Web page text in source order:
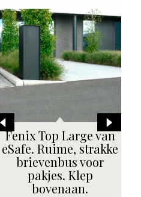
Fenix Top Large van
eSafe. Ruime, strakke
brievenbus voor
pakjes. Klep
bovenaan.